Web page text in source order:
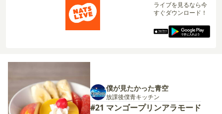
ライブを見るなら今
すぐダウンロード！
僕が見たかった青空
放課後僕青キッチン
#21 マンゴープリンアラモード